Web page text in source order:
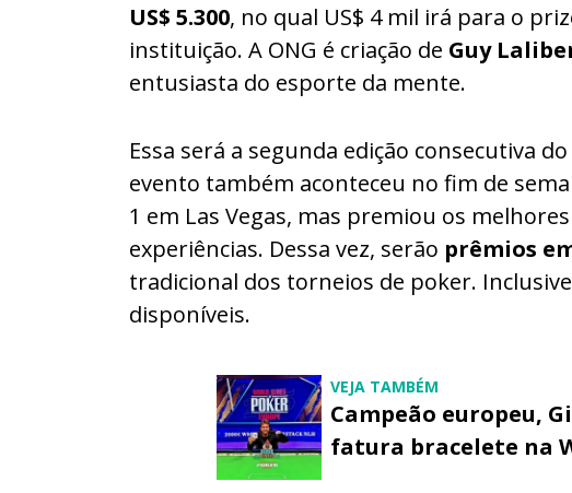
US$ 5.300, no qual US$ 4 mil irá para o
instituição. A ONG é criação de Guy
entusiasta do esporte da mente.
Essa será a segunda edição consecutiva
evento também aconteceu no fim de
1 em Las Vegas, mas premiou os
experiências. Dessa vez, serão prêmios
tradicional dos torneios de poker.
disponíveis.
VEJA TAMBÉM
Campeão europeu,
fatura bracelete na